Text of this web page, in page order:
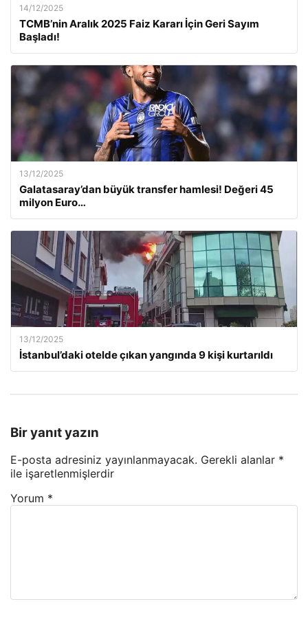
14/12/2025
TCMB’nin Aralık 2025 Faiz Kararı İçin Geri Sayım
Başladı!
13/12/2025
Galatasaray’dan büyük transfer hamlesi! Değeri 45
milyon Euro…
13/12/2025
İstanbul’daki otelde çıkan yangında 9 kişi kurtarıldı
Bir yanıt yazın
E-posta adresiniz yayınlanmayacak. Gerekli alanlar *
ile işaretlenmişlerdir
Yorum *